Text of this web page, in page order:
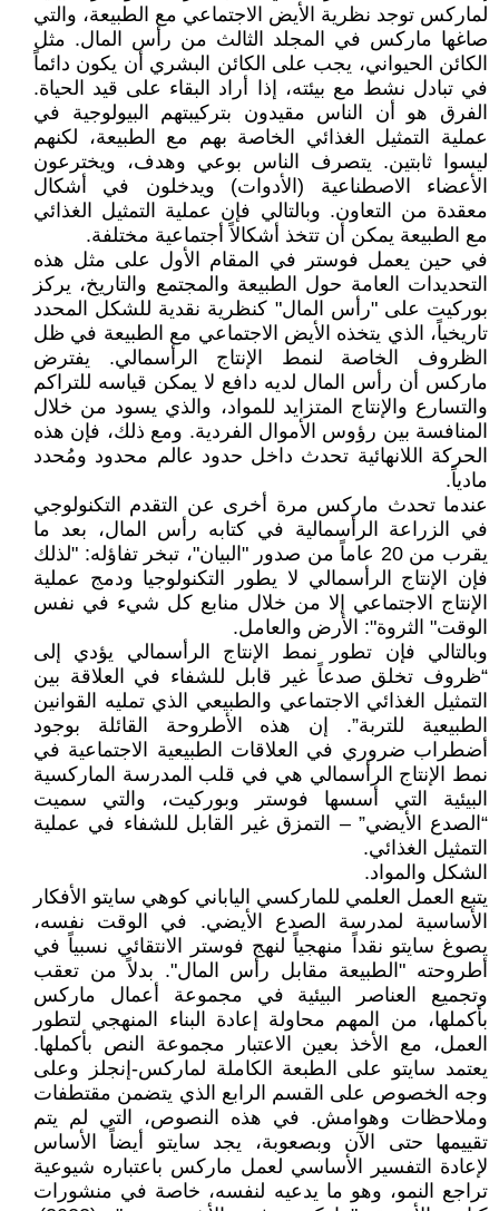
لماركس توجد نظرية الأيض الاجتماعي مع الطبيعة، والتي
صاغها ماركس في المجلد الثالث من رأس المال. مثل
الكائن الحيواني، يجب على الكائن البشري أن يكون دائماً
في تبادل نشط مع بيئته، إذا أراد البقاء على قيد الحياة.
الفرق هو أن الناس مقيدون بتركيبتهم البيولوجية في
عملية التمثيل الغذائي الخاصة بهم مع الطبيعة، لكنهم
ليسوا ثابتين. يتصرف الناس بوعي وهدف، ويخترعون
الأعضاء الاصطناعية (الأدوات) ويدخلون في أشكال
معقدة من التعاون. وبالتالي فإن عملية التمثيل الغذائي
مع الطبيعة يمكن أن تتخذ أشكالاً أجتماعية مختلفة.
في حين يعمل فوستر في المقام الأول على مثل هذه
التحديدات العامة حول الطبيعة والمجتمع والتاريخ، يركز
بوركيت على "رأس المال" كنظرية نقدية للشكل المحدد
تاريخياً، الذي يتخذه الأيض الاجتماعي مع الطبيعة في ظل
الظروف الخاصة لنمط الإنتاج الرأسمالي. يفترض
ماركس أن رأس المال لديه دافع لا يمكن قياسه للتراكم
والتسارع والإنتاج المتزايد للمواد، والذي يسود من خلال
المنافسة بين رؤوس الأموال الفردية. ومع ذلك، فإن هذه
الحركة اللانهائية تحدث داخل حدود عالم محدود ومُحدد
مادياً.
عندما تحدث ماركس مرة أخرى عن التقدم التكنولوجي
في الزراعة الرأسمالية في كتابه رأس المال، بعد ما
يقرب من 20 عاماً من صدور "البيان"، تبخر تفاؤله: "لذلك
فإن الإنتاج الرأسمالي لا يطور التكنولوجيا ودمج عملية
الإنتاج الاجتماعي إلا من خلال منابع كل شيء في نفس
الوقت" الثروة": الأرض والعامل.
وبالتالي فإن تطور نمط الإنتاج الرأسمالي يؤدي إلى
“ظروف تخلق صدعاً غير قابل للشفاء في العلاقة بين
التمثيل الغذائي الاجتماعي والطبيعي الذي تمليه القوانين
الطبيعية للتربة”. إن هذه الأطروحة القائلة بوجود
أضطراب ضروري في العلاقات الطبيعية الاجتماعية في
نمط الإنتاج الرأسمالي هي في قلب المدرسة الماركسية
البيئية التي أسسها فوستر وبوركيت، والتي سميت
“الصدع الأيضي” – التمزق غير القابل للشفاء في عملية
التمثيل الغذائي.
الشكل والمواد.
يتبع العمل العلمي للماركسي الياباني كوهي سايتو الأفكار
الأساسية لمدرسة الصدع الأيضي. في الوقت نفسه،
يصوغ سايتو نقداً منهجياً لنهج فوستر الانتقائي نسبياً في
أطروحته "الطبيعة مقابل رأس المال". بدلاً من تعقب
وتجميع العناصر البيئية في مجموعة أعمال ماركس
بأكملها، من المهم محاولة إعادة البناء المنهجي لتطور
العمل، مع الأخذ بعين الاعتبار مجموعة النص بأكملها.
يعتمد سايتو على الطبعة الكاملة لماركس-إنجلز وعلى
وجه الخصوص على القسم الرابع الذي يتضمن مقتطفات
وملاحظات وهوامش. في هذه النصوص، التي لم يتم
تقييمها حتى الآن وبصعوبة، يجد سايتو أيضاً الأساس
لإعادة التفسير الأساسي لعمل ماركس باعتباره شيوعية
تراجع النمو، وهو ما يدعيه لنفسه، خاصة في منشورات